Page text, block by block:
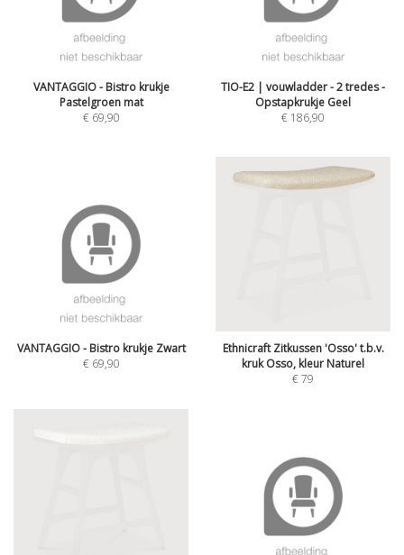
VANTAGGIO - Bistro krukje
Pastelgroen mat
€ 69,90
TIO-E2 | vouwladder - 2 tredes -
Opstapkrukje Geel
€ 186,90
VANTAGGIO - Bistro krukje Zwart
€ 69,90
Ethnicraft Zitkussen 'Osso' t.b.v.
kruk Osso, kleur Naturel
€79